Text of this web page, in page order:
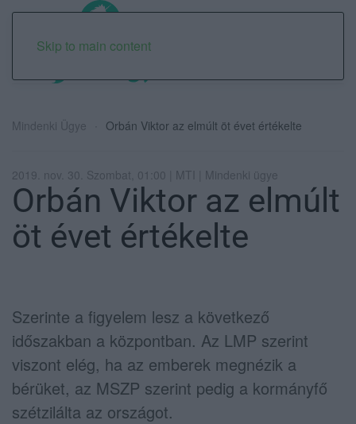
Skip to main content
Mindenki Ügye Orbán Viktor az elmúlt öt évet értékelte
2019. nov. 30. Szombat, 01:00 | MTI | Mindenki ügye
Orbán Viktor az elmúlt
öt évet értékelte
Szerinte a figyelem lesz a következő
időszakban a központban. Az LMP szerint
viszont elég, ha az emberek megnézik a
bérüket, az MSZP szerint pedig a kormányfő
szétzilálta az országot.